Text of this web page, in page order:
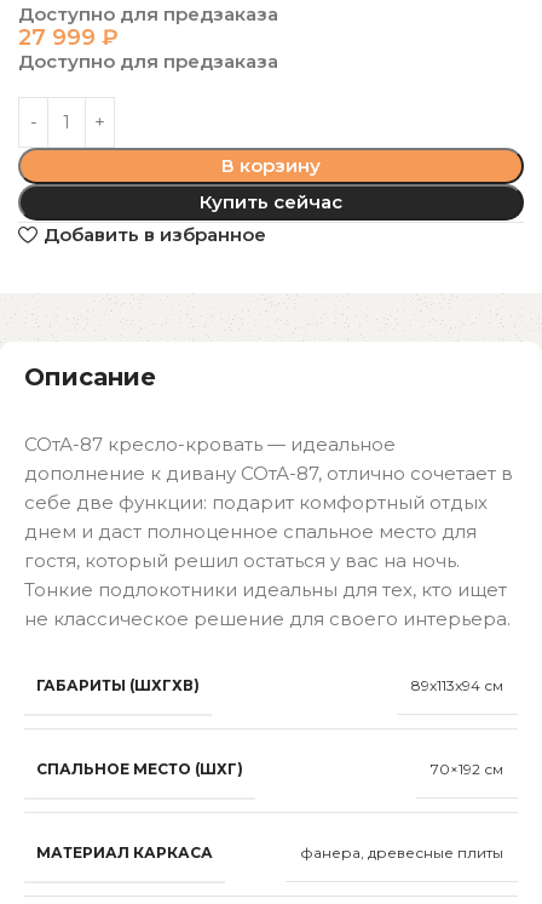
Доступно для предзаказа
27 999 ₽
Доступно для предзаказа
В корзину
Купить сейчас
Добавить в избранное
Описание
СОтА-87 кресло-кровать — идеальное
дополнение к дивану СОтА-87, отлично сочетает в
себе две функции: подарит комфортный отдых
днем и даст полноценное спальное место для
гостя, который решил остаться у вас на ночь.
Тонкие подлокотники идеальны для тех, кто ищет
не классическое решение для своего интерьера.
ГАБАРИТЫ (ШХГХВ) 89x113x94 см
СПАЛЬНОЕ МЕСТО (ШХГ) 70×192 см
МАТЕРИАЛ КАРКАСА фанера, древесные плиты